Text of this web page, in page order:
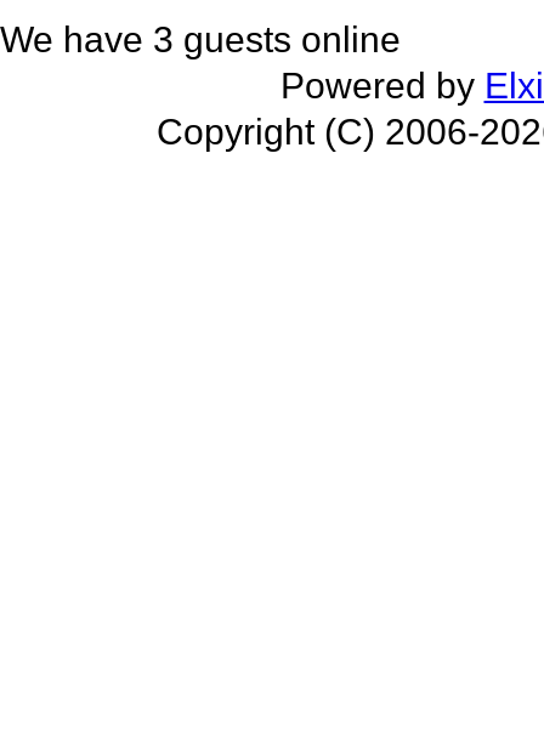
We have 3 guests online
Powered by
Copyright (C) 2006-